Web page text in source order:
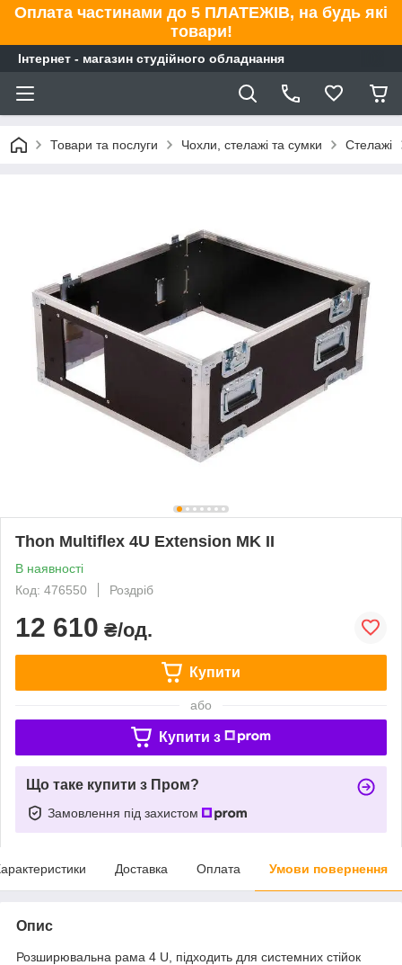
Оплата частинами до 5 ПЛАТЕЖІВ, на будь які
товари!
Інтернет - магазин студійного обладнання
Товари та послуги Чохли, стелажі та сумки Стелажі
Thon Multiflex 4U Extension MK II
В наявності
Код: 476550
Роздріб
12 610 ₴/од.
Купити
або
Купити з
Що таке купити з Пром?
Замовлення під захистом
Доставка Оплата Умови повернення
Опис
Розширювальна рама 4 U, підходить для системних стійок